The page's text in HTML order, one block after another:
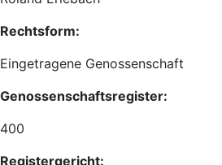
Rechtsform:
Eingetragene Genossenschaft
Genossenschaftsregister:
400
Registergericht: